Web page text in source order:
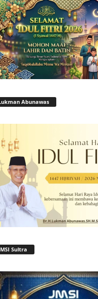
Abunawas
Sultra